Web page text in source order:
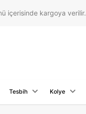
içerisinde kargoya verilir.
Tesbih Kolye